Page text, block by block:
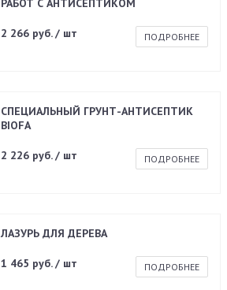
РАБОТ С АНТИСЕПТИКОМ
2 266 руб. / шт ПОДРОБНЕЕ
СПЕЦИАЛЬНЫЙ ГРУНТ-АНТИСЕПТИК
BIOFA
2 226 руб. / шт ПОДРОБНЕЕ
ЛАЗУРЬ ДЛЯ ДЕРЕВА
1 465 руб. / шт ПОДРОБНЕЕ